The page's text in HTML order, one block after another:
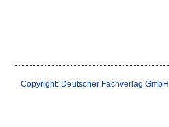
Copyright: Deutscher Fachverlag GmbH